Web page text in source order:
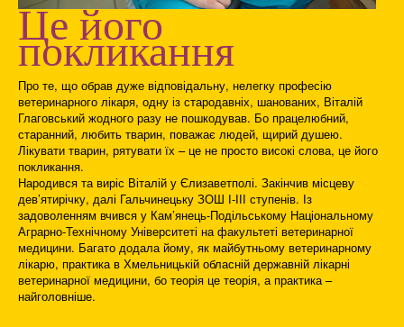
Це його
покликання
Про те, що обрав дуже відповідальну, нелегку професію
ветеринарного лікаря, одну із стародавніх, шанованих, Віталій
Глаговський жодного разу не пошкодував. Бо працелюбний,
старанний, любить тварин, поважає людей, щирий душею.
Лікувати тварин, рятувати їх – це не просто високі слова, це його
покликання.
Народився та виріс Віталій у Єлизаветполі. Закінчив місцеву
дев’ятирічку, далі Гальчинецьку ЗОШ І-ІІІ ступенів. Із
задоволенням вчився у Кам’янець-Подільському Національному
Аграрно-Технічному Університеті на факультеті ветеринарної
медицини. Багато додала йому, як майбутньому ветеринарному
лікарю, практика в Хмельницькій обласній державній лікарні
ветеринарної медицини, бо теорія це теорія, а практика –
найголовніше.